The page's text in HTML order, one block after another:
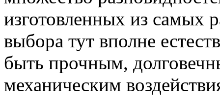
изготовленных из самых
выбора тут вполне
быть прочным,
механическим